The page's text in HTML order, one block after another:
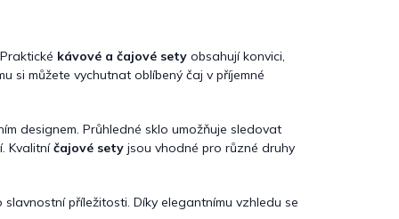
kávové a čajové sety obsahují konvici,
si můžete vychutnat oblíbený čaj v příjemné
designem. Průhledné sklo umožňuje sledovat
Kvalitníčajové sety jsou vhodné pro různé druhy
příležitosti. Díky elegantnímu vzhledu se